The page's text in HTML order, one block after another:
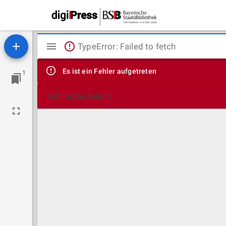
1
Mirador
Viewer
TypeError: Failed to fetch
Es ist ein Fehler aufgetreten
Technische Details